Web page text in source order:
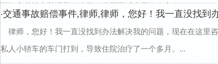
两间宅基地空着没盖，由于一些原因后来我们全家在...
·交通事故赔偿事件,律师,律师，您好！我一直没找到
律师，您好！我一直没找到办法解决我的问题，现在在这里
私人小轿车的车门打到，导致住院治疗了一个多月。...